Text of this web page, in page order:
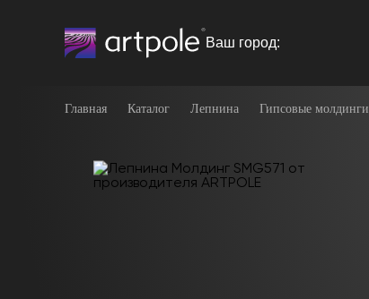
Ваш город:
Главная Каталог Лепнина Гипсовые молдинги